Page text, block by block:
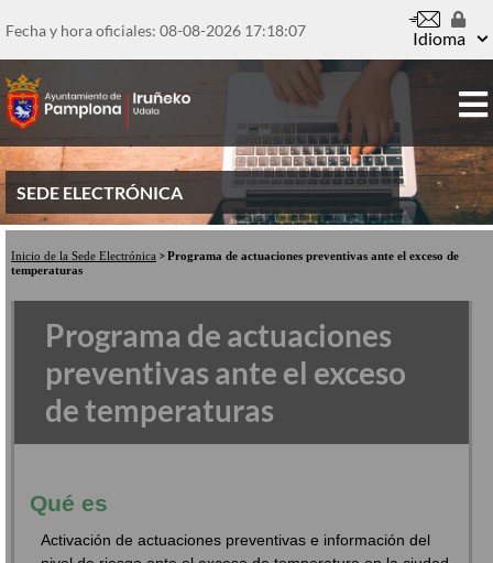
al
principal
Fecha y hora oficiales: 08-08-2026 17:18:07 Idioma
SEDE ELECTRÓNICA
Inicio de la Sede Electrónica
Programa de actuaciones preventivas ante el exceso de
temperaturas
Programa de actuaciones
preventivas ante el exceso
de temperaturas
Qué es
Activación de actuaciones preventivas e información del